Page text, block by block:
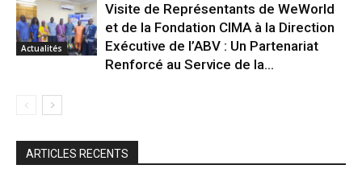
Actualités
Visite de Représentants de WeWorld
et de la Fondation CIMA à la Direction
Exécutive de l’ABV : Un Partenariat
Renforcé au Service de la...
ARTICLES RECENTS